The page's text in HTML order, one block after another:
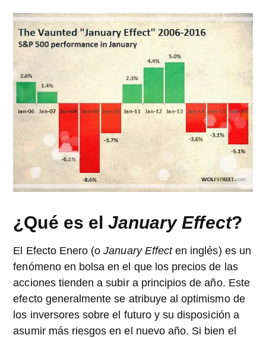
¿Qué es el January Effect?
El Efecto Enero (oJanuary Effecten inglés) es un
fenómeno en bolsa en el que los precios de las
acciones tienden a subir a principios de año. Este
efecto generalmente se atribuye al optimismo de
los inversores sobre el futuro y su disposición a
asumir más riesgos en el nuevo año. Si bien el